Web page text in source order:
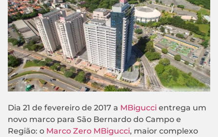
Dia 21 de fevereiro de 2017 a MBigucci entrega um
novo marco para São Bernardo do Campo e
Região: o Marco Zero MBigucci, maior complexo